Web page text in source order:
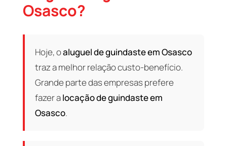
Osasco?
Hoje, oaluguel de guindaste em Osasco
traz a melhor relação custo-benefício.
Grande parte das empresas prefere
fazer alocação de guindaste em
Osasco.